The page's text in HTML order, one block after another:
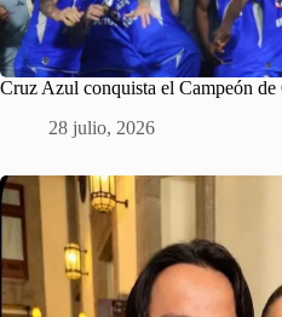
Cruz Azul conquista el Campeón de
28 julio, 2026